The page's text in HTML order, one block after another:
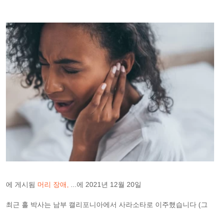
에 게시됨 머리 장애 ...에 2021년 12월 20일
최근 홀 박사는 남부 캘리포니아에서 사라소타로 이주했습니다 (그